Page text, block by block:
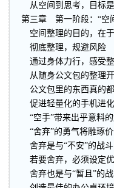
从空间到思考，目标
第三章 第一阶段：“空
空间整理的目的，在
彻底整理，规避风险
通过身体力行，感受
从随身公文包的整理
公文包里的东西真的
促进轻量化的手机进化
“空手”带来出乎意料
“舍弃”的勇气将雕琢
舍弃是与“不安”的战斗
若要舍弃，必须设定
舍弃也是与“暂且”的